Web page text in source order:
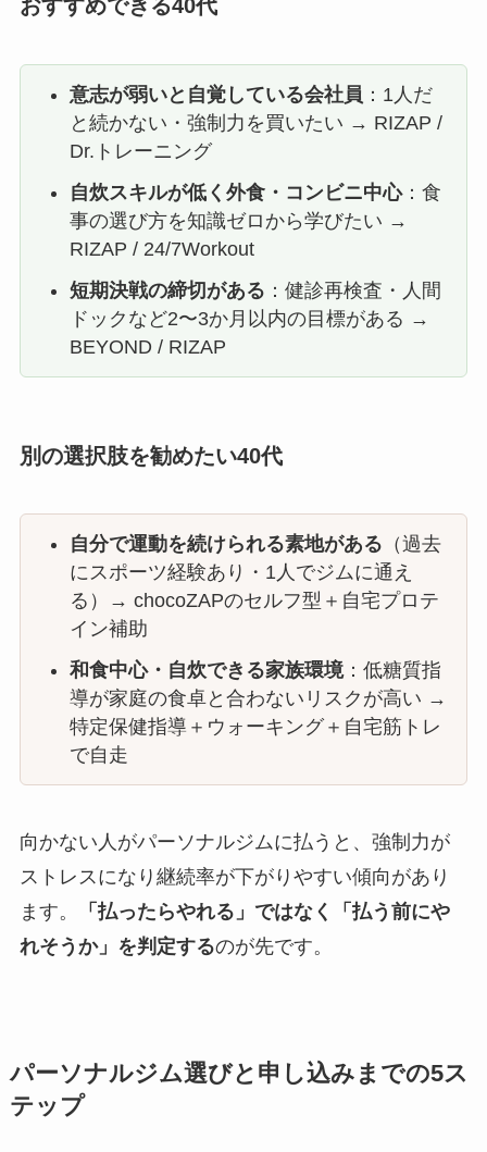
おすすめできる40代
意志が弱いと自覚している会社員 ：1人だ
と続かない・強制力を買いたい → RIZAP /
Dr.トレーニング
自炊スキルが低く外食・コンビニ中心：食
事の選び方を知識ゼロから学びたい →
RIZAP / 24/7Workout
短期決戦の締切がある ：健診再検査・人間
ドックなど2〜3か月以内の目標がある →
BEYOND / RIZAP
別の選択肢を勧めたい40代
自分で運動を続けられる素地がある （過去
にスポーツ経験あり・1人でジムに通え
る）→ chocoZAPのセルフ型＋自宅プロテ
イン補助
和食中心・自炊できる家族環境：低糖質指
導が家庭の食卓と合わないリスクが高い →
特定保健指導＋ウォーキング＋自宅筋トレ
で自走
向かない人がパーソナルジムに払うと、強制力が
ストレスになり継続率が下がりやすい傾向があり
ます。
「払ったらやれる」ではなく「払う前にや
れそうか」を判定するのが先です。
パーソナルジム選びと申し込みまでの5ス
テップ